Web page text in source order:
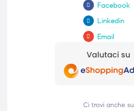
Facebook
Linkedin
Email
Ci trovi anche su